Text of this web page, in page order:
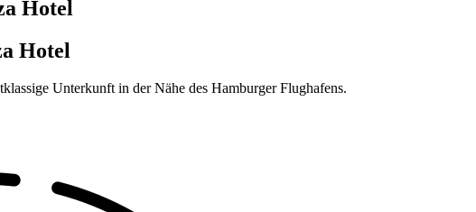
Hotel
Hotel
Unterkunft in der Nähe des Hamburger Flughafens.